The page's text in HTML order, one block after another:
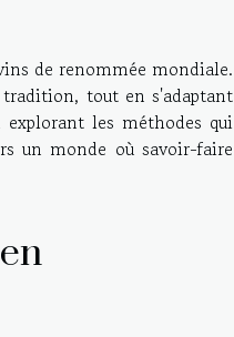
de renommée mondiale.
tout en s'adaptant
les méthodes qui
un monde où savoir-faire